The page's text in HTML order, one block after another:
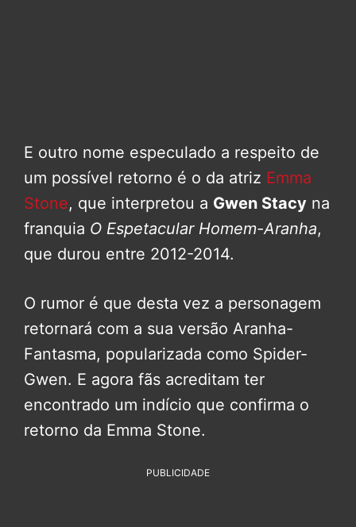
E outro nome especulado a respeito de
um possível retorno é o da atriz Emma
Stone, que interpretou a Gwen Stacy na
franquia O Espetacular Homem-Aranha,
que durou entre 2012-2014.
O rumor é que desta vez a personagem
retornará com a sua versão Aranha-
Fantasma, popularizada como Spider-
Gwen. E agora fãs acreditam ter
encontrado um indício que confirma o
retorno da Emma Stone.
PUBLICIDADE